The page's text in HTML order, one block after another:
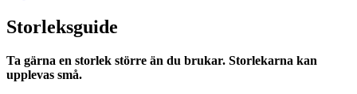
Storleksguide
Ta gärna en storlek större än du brukar. Storlekarna kan
upplevas små.